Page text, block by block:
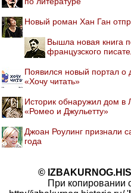
Новый роман Хан Ган
Вышла новая книга
французского
Появился новый портал о
«Хочу читать»
Историк обнаружил дом в
«Ромео и Джульетту»
Джоан Роулинг признали
года
©
При копировании